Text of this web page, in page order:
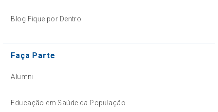
Blog Fique por Dentro
Faça Parte
Alumni
Educação em Saúde da População